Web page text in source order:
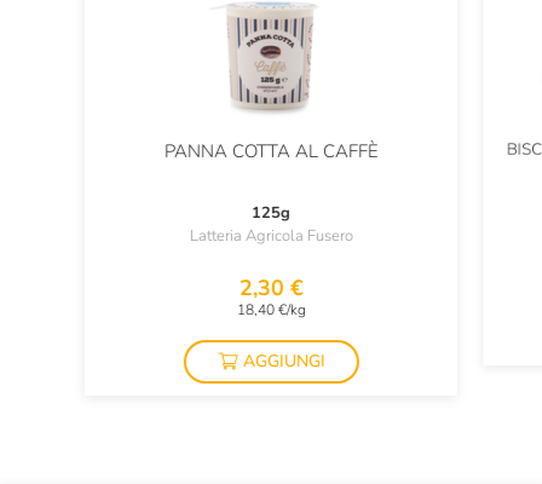
PANNA COTTA AL CAFFÈ
125g
Latteria Agricola Fusero
2,30 €
18,40 €/kg
AGGIUNGI